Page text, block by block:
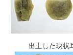
出土した玦状